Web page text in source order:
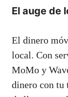
El auge de
El dinero
local. Con
MoMo y
dinero con tu